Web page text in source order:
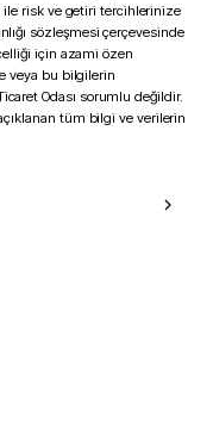
ile risk ve getiri tercihlerinize
sözleşmesi çerçevesinde
için azami özen
veya bu bilgilerin
Odası sorumlu değildir.
tüm bilgi ve verilerin